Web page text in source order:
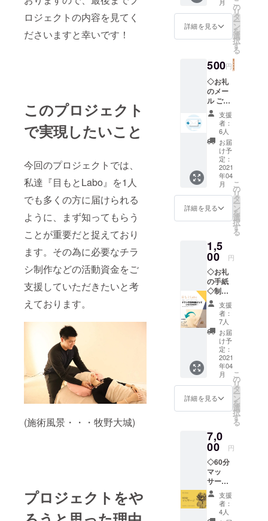
ロジェクトの内容を見てく
ださいますと幸いです！
このプロジェクト
で実現したいこと
今回のプロジェクトでは、
私達『目もとLabo』を1人
でも多くの方に届けられる
ように、まず知ってもらう
ことが重要だと捉えており
ます。その為に必要なチラ
シ制作などの活動資金をご
支援していただきたいと考
えております。
(施術風景・・・牧野大城)
プロジェクトをや
ます！
す。
詳細を見る
の
リ
タ
ー
ン
を
選
択
す
る
500円
◇お礼
のメー
ル ご支
援いた
だいた
方に
メール
を送ら
させて
いただ
きま
す。
支援
者：
6人
お届
け予
定：
2021
年04
月
詳細を見る
こ
の
リ
タ
ー
ン
を
選
択
す
る
1,5
00 円
◇お礼
の手紙
◇制作
するチ
ラシの
裏面に
ご支援
いただ
いた方
のお名
前or
ニック
ネーム
orSNS
アカウ
ント名
容を確
認させ
ていた
だきま
す) ※こ
のチラ
シはイ
メージ
です。
支援
者：
7人
お届
け予
定：
2021
年04
月
詳細を見る
こ
の
リ
タ
ー
ン
を
選
択
す
る
7,0
00 円
◇60分
マッ
サージ
券 目も
とや
頭、首
支援
者：
4人